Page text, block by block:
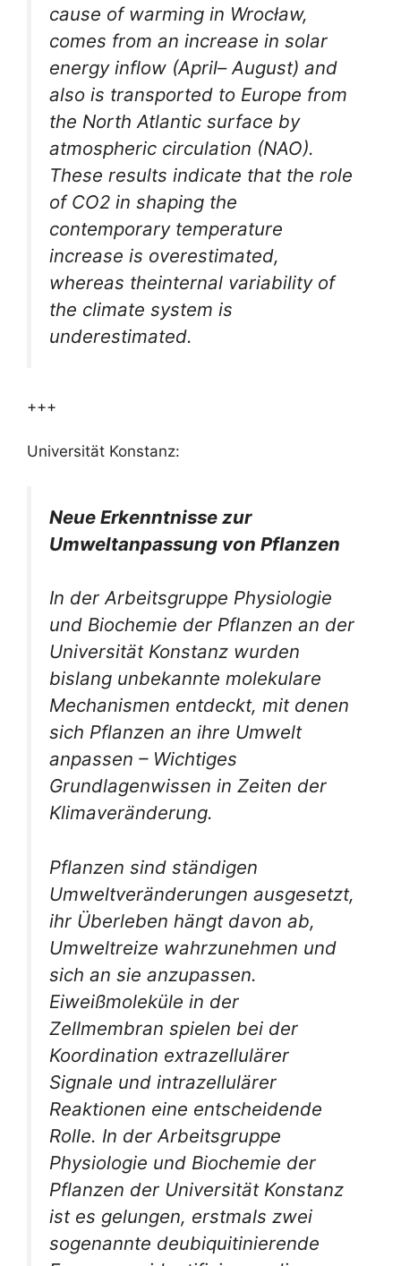
cause of warming in Wrocław,
comes from an increase in solar
energy inflow (April– August) and
also is transported to Europe from
the North Atlantic surface by
atmospheric circulation (NAO).
These results indicate that the role
of CO2 in shaping the
contemporary temperature
increase is overestimated,
whereas theinternal variability of
the climate system is
underestimated.
+++
Universität Konstanz:
Neue Erkenntnisse zur
Umweltanpassung von Pflanzen
In der Arbeitsgruppe Physiologie
und Biochemie der Pflanzen an der
Universität Konstanz wurden
bislang unbekannte molekulare
Mechanismen entdeckt, mit denen
sich Pflanzen an ihre Umwelt
anpassen – Wichtiges
Grundlagenwissen in Zeiten der
Klimaveränderung.
Pflanzen sind ständigen
Umweltveränderungen ausgesetzt,
ihr Überleben hängt davon ab,
Umweltreize wahrzunehmen und
sich an sie anzupassen.
Eiweißmoleküle in der
Zellmembran spielen bei der
Koordination extrazellulärer
Signale und intrazellulärer
Reaktionen eine entscheidende
Rolle. In der Arbeitsgruppe
Physiologie und Biochemie der
Pflanzen der Universität Konstanz
ist es gelungen, erstmals zwei
sogenannte deubiquitinierende